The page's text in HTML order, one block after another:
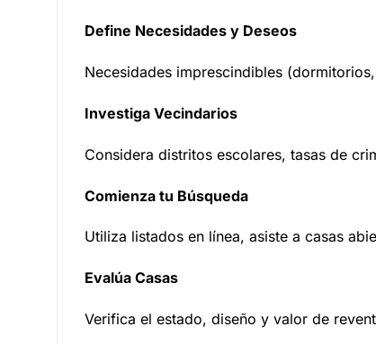
Define Necesidades y Deseos
Necesidades imprescindibles
Investiga Vecindarios
Considera distritos escolares, tasas de
Comienza tu Búsqueda
Utiliza listados en línea, asiste a casas
Evalúa Casas
Verifica el estado, diseño y valor de